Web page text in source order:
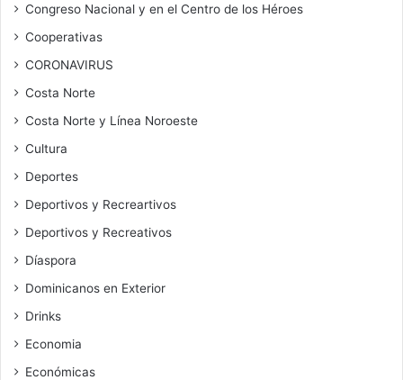
Congreso Nacional y en el Centro de los Héroes
Cooperativas
CORONAVIRUS
Costa Norte
Costa Norte y Línea Noroeste
Cultura
Deportes
Deportivos y Recreartivos
Deportivos y Recreativos
Díaspora
Dominicanos en Exterior
Drinks
Economia
Económicas